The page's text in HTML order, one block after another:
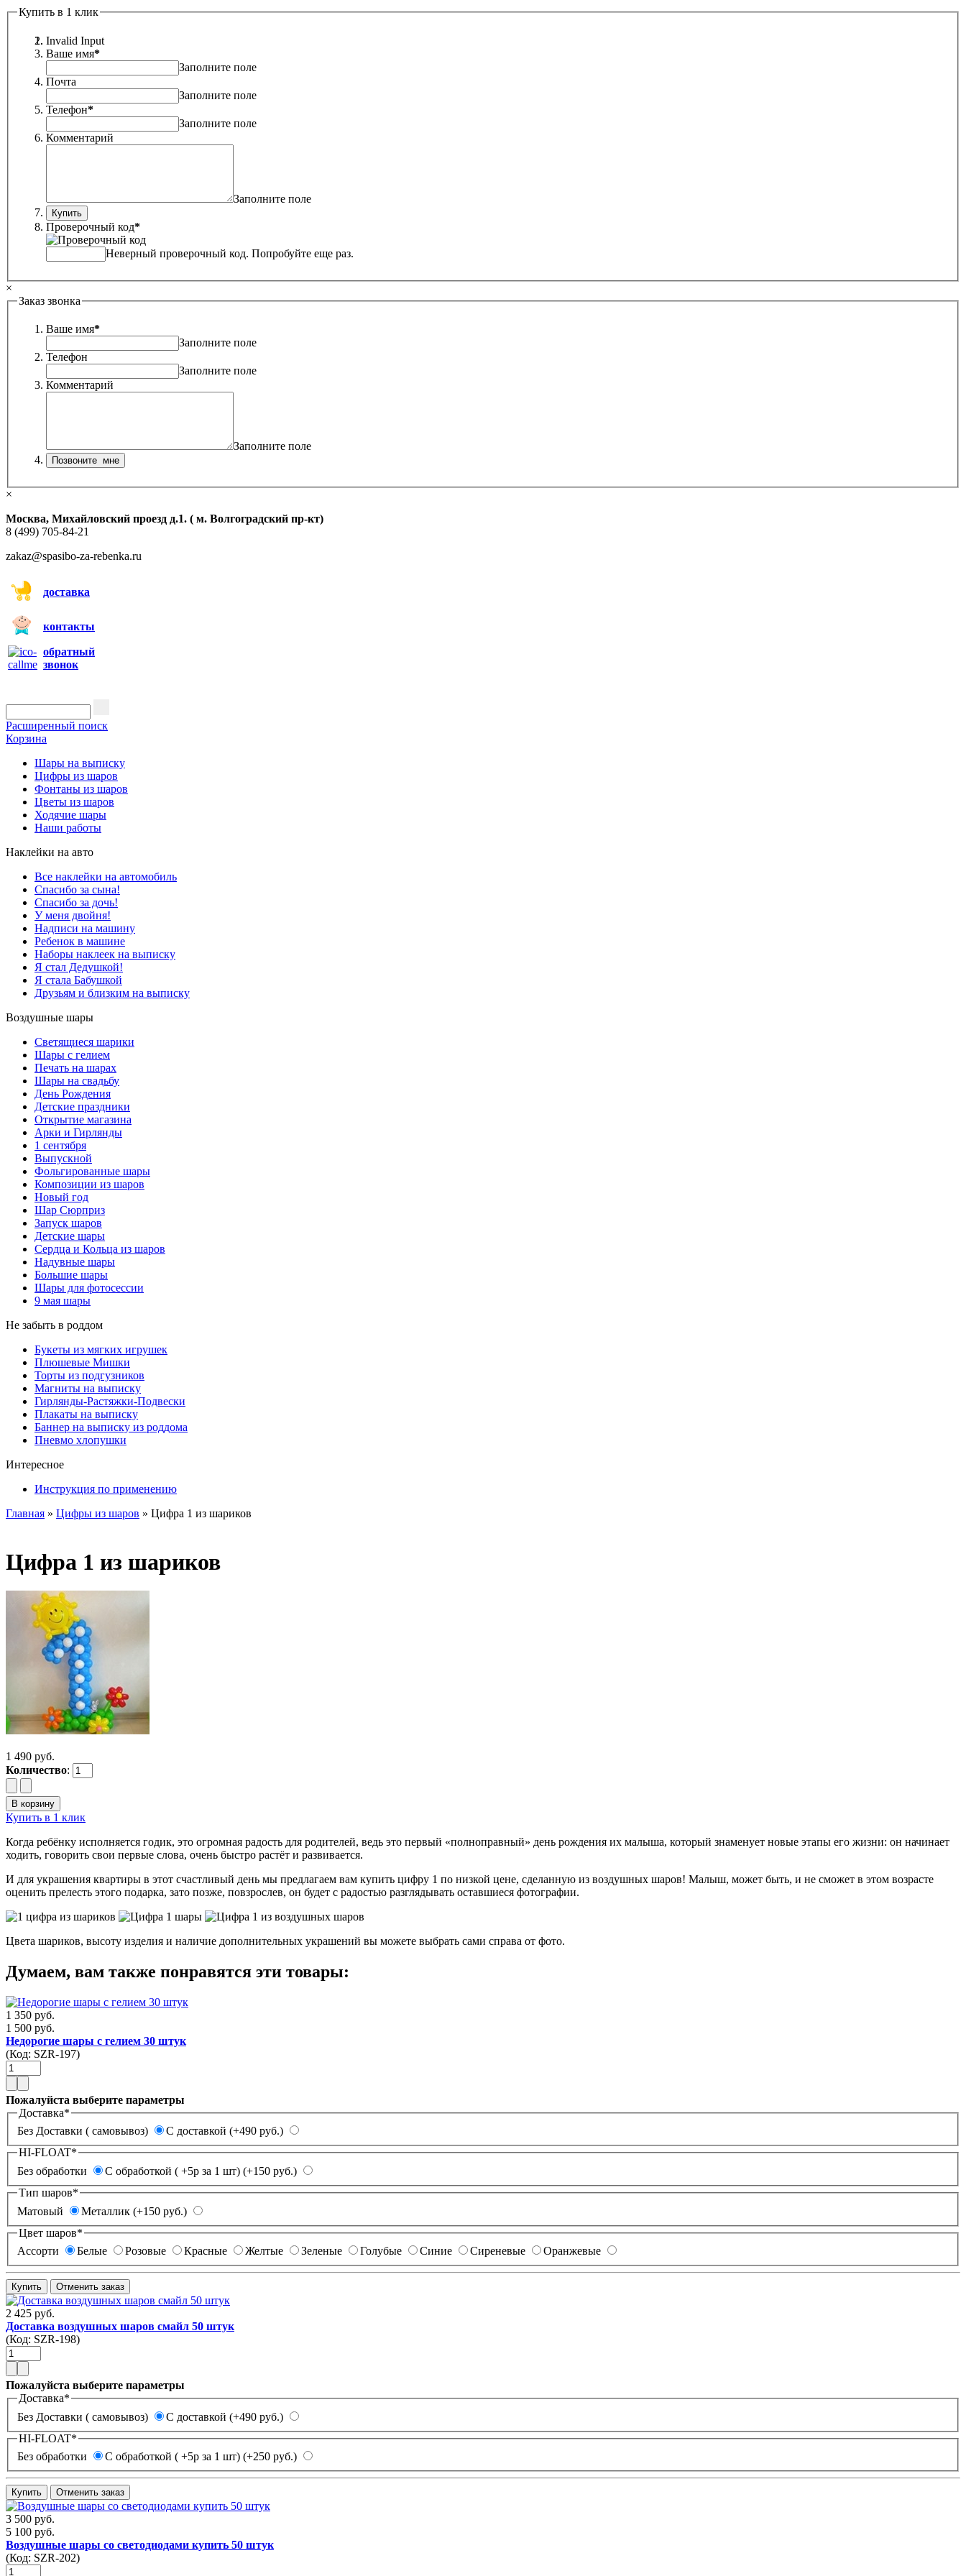
Купить в 1 клик
Invalid Input
Ваше имя*
Заполните поле
Почта
Заполните поле
Телефон*
Заполните поле
Комментарий
Заполните поле
Проверочный код*
Неверный проверочный код. Попробуйте еще раз.
×
Заказ звонка
Ваше имя*
Заполните поле
Телефон
Заполните поле
Комментарий
Заполните поле
×
Москва, Михайловский проезд д.1. ( м. Волгоградский пр-кт)
8 (499) 705-84-21
zakaz@spasibo-za-rebenka.ru
доставка
контакты
обратный
звонок
Расширенный поиск
Корзина
Шары на выписку
Цифры из шаров
Фонтаны из шаров
Цветы из шаров
Ходячие шары
Наши работы
Наклейки на авто
Все наклейки на автомобиль
Спасибо за сына!
Спасибо за дочь!
У меня двойня!
Надписи на машину
Ребенок в машине
Наборы наклеек на выписку
Я стал Дедушкой!
Я стала Бабушкой
Друзьям и близким на выписку
Воздушные шары
Светящиеся шарики
Шары с гелием
Печать на шарах
Шары на свадьбу
День Рождения
Детские праздники
Открытие магазина
Арки и Гирлянды
1 сентября
Выпускной
Фольгированные шары
Композиции из шаров
Новый год
Шар Сюрприз
Запуск шаров
Детские шары
Сердца и Кольца из шаров
Надувные шары
Большие шары
Шары для фотосессии
9 мая шары
Не забыть в роддом
Букеты из мягких игрушек
Плюшевые Мишки
Торты из подгузников
Магниты на выписку
Гирлянды-Растяжки-Подвески
Плакаты на выписку
Баннер на выписку из роддома
Пневмо хлопушки
Интересное
Инструкция по применению
Главная » Цифры из шаров » Цифра 1 из шариков
Цифра 1 из шариков
1 490 руб.
Количество:
Купить в 1 клик
Когда ребёнку исполняется годик, это огромная радость для родителей, ведь это первый «полноправный» день рождения их малыша, который знаменует новые этапы его жизни: он начинает
ходить, говорить свои первые слова, очень быстро растёт и развивается.
И для украшения квартиры в этот счастливый день мы предлагаем вам купить цифру 1 по низкой цене, сделанную из воздушных шаров! Малыш, может быть, и не сможет в этом возрасте
оценить прелесть этого подарка, зато позже, повзрослев, он будет с радостью разглядывать оставшиеся фотографии.
Цвета шариков, высоту изделия и наличие дополнительных украшений вы можете выбрать сами справа от фото.
Думаем, вам также понравятся эти товары:
1 350 руб.
1 500 руб.
Недорогие шары с гелием 30 штук
(Код: SZR-197)
Пожалуйста выберите параметры
Доставка*
Без Доставки ( самовывоз)
С доставкой (+490 руб.)
HI-FLOAT*
Без обработки
С обработкой ( +5р за 1 шт) (+150 руб.)
Тип шаров*
Матовый
Металлик (+150 руб.)
Цвет шаров*
Ассорти
Белые Розовые Красные Желтые Зеленые Голубые Синие Сиреневые Оранжевые
2 425 руб.
Доставка воздушных шаров смайл 50 штук
(Код: SZR-198)
Пожалуйста выберите параметры
Доставка*
Без Доставки ( самовывоз)
С доставкой (+490 руб.)
HI-FLOAT*
Без обработки
С обработкой ( +5р за 1 шт) (+250 руб.)
3 500 руб.
5 100 руб.
Воздушные шары со светодиодами купить 50 штук
(Код: SZR-202)